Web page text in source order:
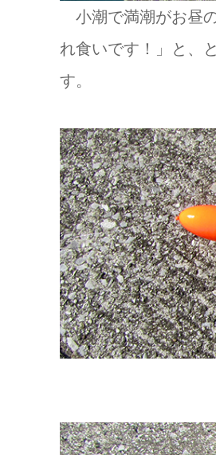
小潮で満潮がお昼
れ食いです！」と、
す。